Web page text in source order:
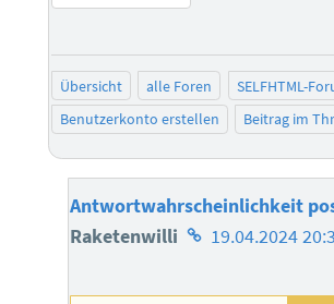
Übersicht alle Foren SELFHTML-
Benutzerkonto erstellen
Beitrag im
Antwortwahrscheinlichkeit
Raketenwilli Homepage
Autors
19.04.2024